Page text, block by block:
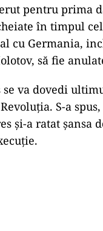
pentru prima
în timpul
cu Germania,
să fie
se va dovedi
S-a
și-a ratat șansa